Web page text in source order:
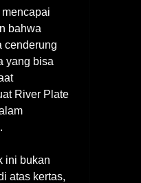
bahwa
cenderung
yang bisa
River Plate
ini bukan
atas kertas,